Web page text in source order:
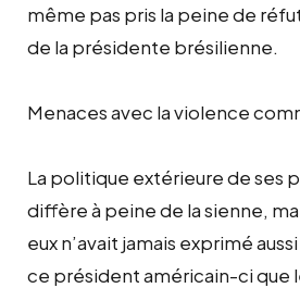
même pas pris la peine de
de la présidente brésilienne.
Menaces avec la violence
La politique extérieure de ses
diffère à peine de la sienne,
eux n’avait jamais exprimé
ce président américain-ci que